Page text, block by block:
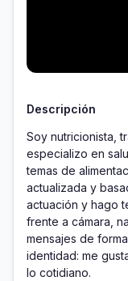
Descripción
Soy nutricionista,
especializo en
temas de
actualizada y
actuación y hago
frente a cámara,
mensajes de
identidad: me
lo cotidiano.